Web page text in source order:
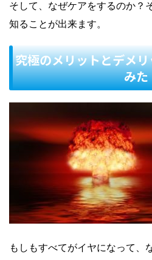
そして、なぜケアをするのか？
知ることが出来ます。
究極のメリットとデメ
みた
もしもすべてがイヤになって、